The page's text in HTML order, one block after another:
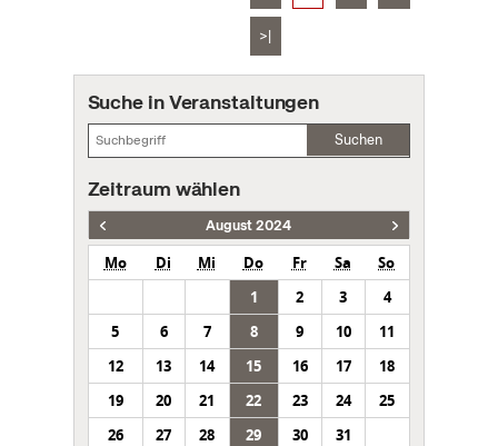
>|
Suche in Veranstaltungen
Suchen
Zeitraum wählen
August 2024
Mo Di Mi Do Fr Sa
So
1
2 3
4
5
6 7 8 9 10
11
12
13 14 15 16 17
18
19
20 21 22 23 24
25
26
27 28 29 30 31